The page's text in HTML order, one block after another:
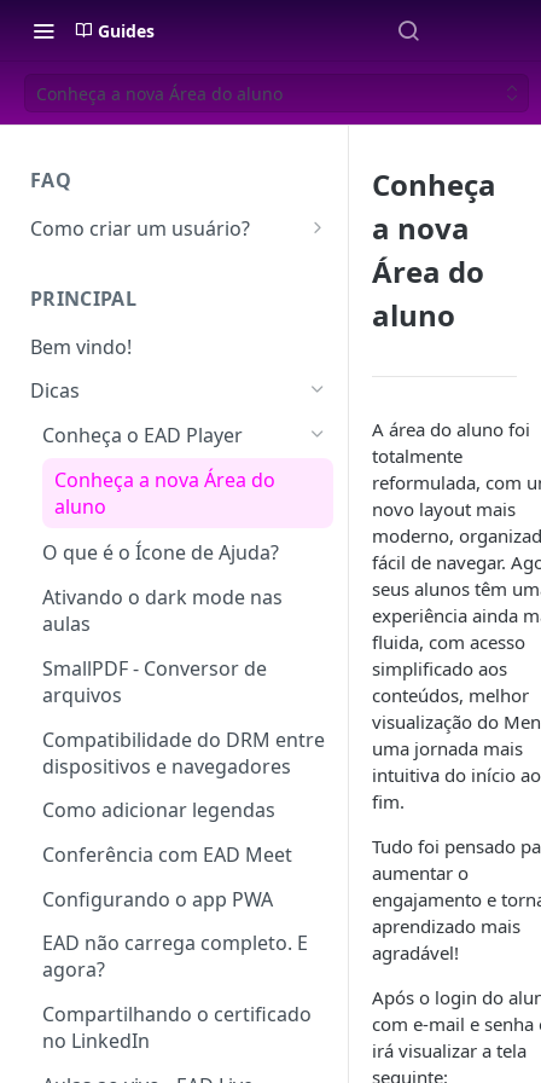
Guides
Conheça a nova Área do aluno
FAQ
Como criar um usuário?
aula?
Como criar um produto e
oferta?
Como cadastro um recebedor?
PRINCIPAL
Bem vindo!
Dicas
Conheça o EAD Player
Conheça a nova Área do
aluno
O que é o Ícone de Ajuda?
Ativando o dark mode nas
aulas
SmallPDF - Conversor de
arquivos
Compatibilidade do DRM entre
dispositivos e navegadores
Como adicionar legendas
Conferência com EAD Meet
Configurando o app PWA
EAD não carrega completo. E
agora?
Compartilhando o certificado
no LinkedIn
Conheça
a nova
Área do
aluno
A área do aluno foi
totalmente
reformulada, com
novo layout mais
moderno,
fácil de navegar.
seus alunos têm
experiência ainda
fluida, com acesso
simplificado aos
conteúdos, melhor
visualização do
uma jornada mais
intuitiva do início ao
fim.
Tudo foi pensado
aumentar o
engajamento e
aprendizado mais
agradável!
Após o login do
com e-mail e senha
irá visualizar a tela
seguinte: